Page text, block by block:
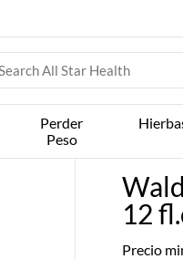
Perder
Peso
12
Precio